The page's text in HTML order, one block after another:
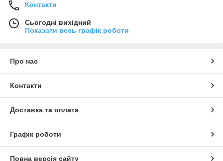
Контакти
Сьогодні вихідний
Показати весь графік роботи
Про нас
Контакти
Доставка та оплата
Графік роботи
Повна версія сайту